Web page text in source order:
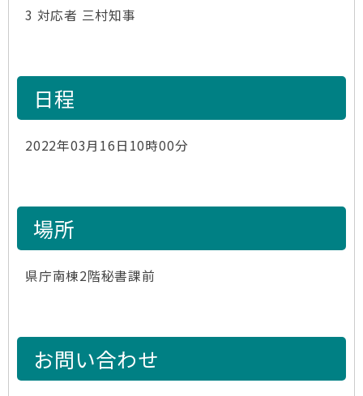
3 対応者 三村知事
日程
2022年03月16日10時00分
場所
県庁南棟2階秘書課前
お問い合わせ